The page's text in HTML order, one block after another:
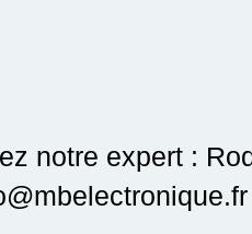
notre expert :